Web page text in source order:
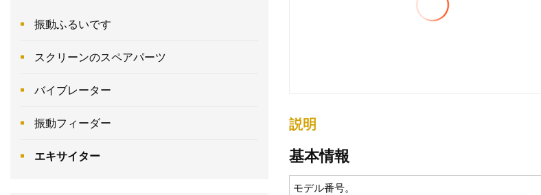
振動ふるいです
スクリーンのスペアパーツ
バイブレーター
振動フィーダー
エキサイター
説明
基本情報
モデル番号。